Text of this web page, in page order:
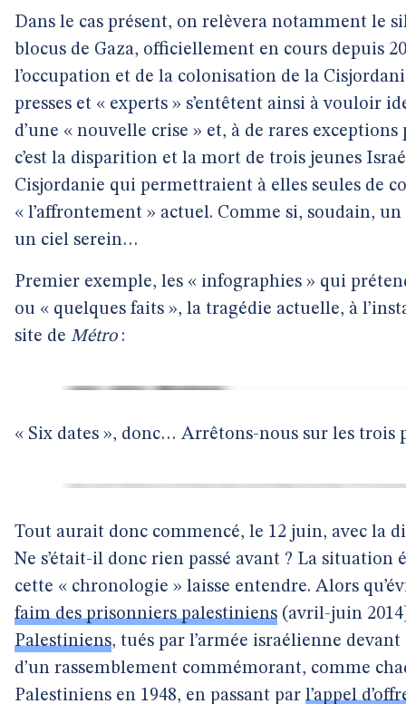
Dans le cas présent, on relèvera notamment le
blocus de Gaza, officiellement en cours depuis
l’occupation et de la colonisation de la
presses et « experts » s’entêtent ainsi à vouloir
d’une « nouvelle crise » et, à de rares
c’est la disparition et la mort de trois jeunes
Cisjordanie qui permettraient à elles seules de
« l’affrontement » actuel. Comme si, soudain,
un ciel serein…
Premier exemple, les « infographies » qui
ou « quelques faits », la tragédie actuelle, à
site de Métro:
« Six dates », donc… Arrêtons-nous sur les trois
Tout aurait donc commencé, le 12 juin, avec la
Ne s’était-il donc rien passé avant ? La situation
cette « chronologie » laisse entendre. Alors
faim des prisonniers palestiniens (avril-juin
Palestiniens, tués par l’armée israélienne
d’un rassemblement commémorant, comme
Palestiniens en 1948, en passant par l’appel